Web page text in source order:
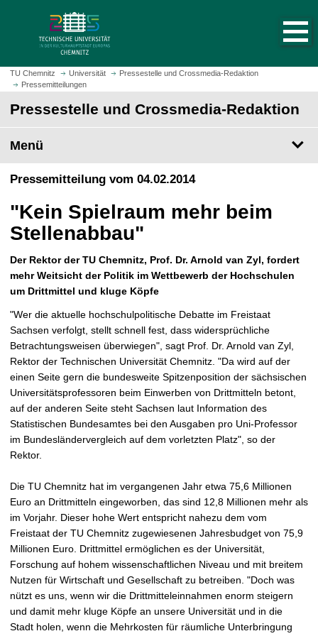
m
H
t
s
i
e
a
u
u
f
e
n
TU Chemnitz Universität
Pressestelle und Crossmedia-Redaktion
Pressemitteilungen
Pressestelle und Crossmedia-Redaktion
Menü
Pressemitteilung vom 04.02.2014
"Kein Spielraum mehr beim
Stellenabbau"
Der Rektor der TU Chemnitz, Prof. Dr. Arnold van Zyl, fordert
mehr Weitsicht der Politik im Wettbewerb der Hochschulen
um Drittmittel und kluge Köpfe
"Wer die aktuelle hochschulpolitische Debatte im Freistaat
Sachsen verfolgt, stellt schnell fest, dass widersprüchliche
Betrachtungsweisen überwiegen", sagt Prof. Dr. Arnold van Zyl,
Rektor der Technischen Universität Chemnitz. "Da wird auf der
einen Seite gern die bundesweite Spitzenposition der sächsischen
Universitätsprofessoren beim Einwerben von Drittmitteln betont,
auf der anderen Seite steht Sachsen laut Information des
Statistischen Bundesamtes bei den Ausgaben pro Uni-Professor
im Bundesländervergleich auf dem vorletzten Platz", so der
Rektor.
Die TU Chemnitz hat im vergangenen Jahr etwa 75,6 Millionen
Euro an Drittmitteln eingeworben, das sind 12,8 Millionen mehr als
im Vorjahr. Dieser hohe Wert entspricht nahezu dem vom
Freistaat der TU Chemnitz zugewiesenen Jahresbudget von 75,9
Millionen Euro. Drittmittel ermöglichen es der Universität,
Forschung auf hohem wissenschaftlichen Niveau und mit breitem
Nutzen für Wirtschaft und Gesellschaft zu betreiben. "Doch was
nützt es uns, wenn wir die Drittmitteleinnahmen enorm steigern
und damit mehr kluge Köpfe an unsere Universität und in die
Stadt holen, wenn die Mehrkosten für räumliche Unterbringung